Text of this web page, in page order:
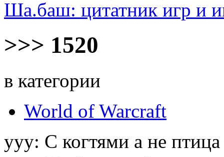
Ша.баш: цитатник игр и
>>> 1520
в категории
World of Warcraft
yyy: С когтями а не птица